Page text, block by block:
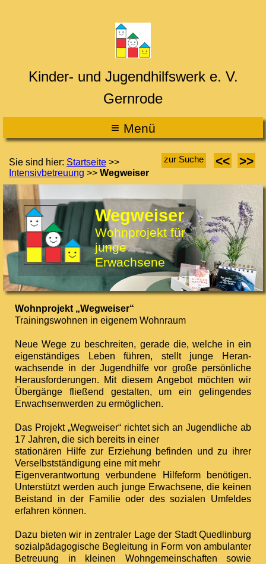
Kinder- und Jugendhilfswerk e. V.
Gernrode
≡ Menü
Sie sind hier: Startseite >>
Intensivbetreuung >> Wegweiser
zur Suche << >>
Wegweiser
Wohnprojekt für
junge
Erwachsene
Wohnprojekt „Wegweiser“
Trainingswohnen in eigenem Wohnraum
Neue Wege zu beschreiten, gerade die, welche in ein
eigen­ständiges Leben führen, stellt junge Heran­
wachsende in der Jugendhilfe vor große persönliche
Heraus­forderungen. Mit diesem Angebot möchten wir
Übergänge fließend gestalten, um ein gelingendes
Erwachsenwerden zu ermöglichen.
Das Projekt „Wegweiser“ richtet sich an Jugendliche ab
17 Jahren, die sich bereits in einer
stationären Hilfe zur Erziehung befinden und zu ihrer
Verselbst­ständigung eine mit mehr
Eigen­verantwortung verbundene Hilfeform benötigen.
Unterstützt werden auch junge Erwachsene, die keinen
Beistand in der Familie oder des sozialen Umfeldes
erfahren können.
Dazu bieten wir in zentraler Lage der Stadt Quedlinburg
sozial­pädago­gische Begleitung in Form von ambulanter
Betreuung in kleinen Wohn­gemein­schaften sowie